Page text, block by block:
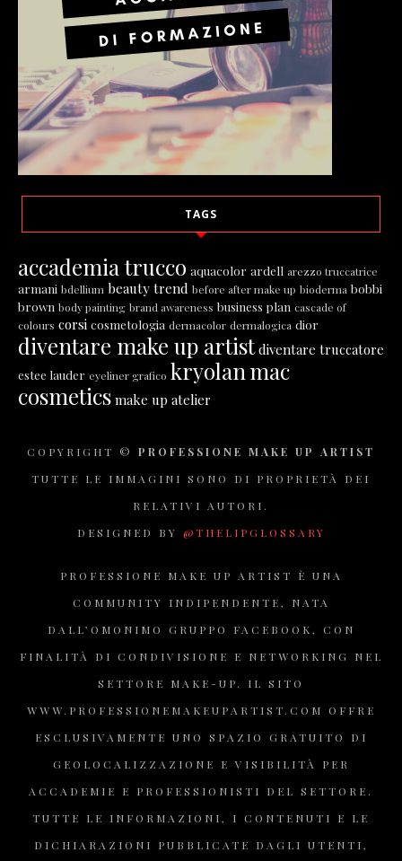
TAGS
accademia trucco aquacolor ardell arezzo truccatrice
armani bdellium beauty trend before after make up bioderma bobbi
brown body painting brand awareness business plan cascade of
colours corsi cosmetologia dermacolor dermalogica dior
diventare make up artist diventare truccatore
estee lauder eyeliner grafico kryolanmac
cosmetics make up atelier
COPYRIGHT © PROFESSIONE MAKE UP ARTIST
TUTTE LE IMMAGINI SONO DI PROPRIETÀ DEI
RELATIVI AUTORI.
DESIGNED BY @THELIPGLOSSARY
PROFESSIONE MAKE UP ARTIST È UNA
COMMUNITY INDIPENDENTE, NATA
DALL’OMONIMO GRUPPO FACEBOOK, CON
FINALITÀ DI CONDIVISIONE E NETWORKING NEL
SETTORE MAKE-UP. IL SITO
WWW.PROFESSIONEMAKEUPARTIST.COM OFFRE
ESCLUSIVAMENTE UNO SPAZIO GRATUITO DI
GEOLOCALIZZAZIONE E VISIBILITÀ PER
ACCADEMIE E PROFESSIONISTI DEL SETTORE.
TUTTE LE INFORMAZIONI, I CONTENUTI E LE
DICHIARAZIONI PUBBLICATE DAGLI UTENTI,